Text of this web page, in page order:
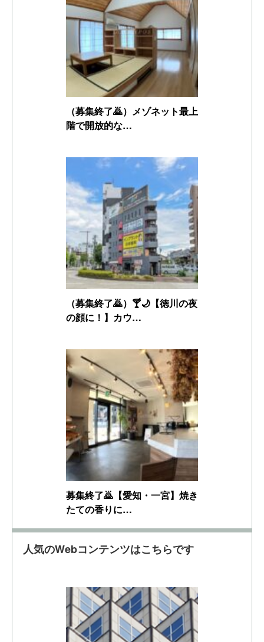
（募集終了🙇）メゾネット最上
階で開放的な…
（募集終了🙇）🍸🌙【徳川の夜
の顔に！】カウ…
募集終了🙇【愛知・一宮】焼き
たての香りに…
人気のWebコンテンツはこちらです